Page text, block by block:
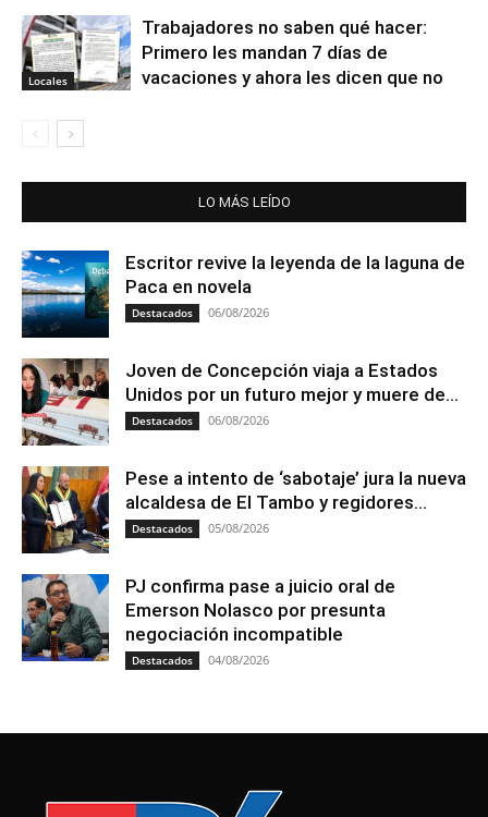
Locales
Trabajadores no saben qué hacer:
Primero les mandan 7 días de
vacaciones y ahora les dicen que no
LO MÁS LEÍDO
Escritor revive la leyenda de la laguna de
Paca en novela
Destacados 06/08/2026
Joven de Concepción viaja a Estados
Unidos por un futuro mejor y muere de...
Destacados 06/08/2026
Pese a intento de ‘sabotaje’ jura la nueva
alcaldesa de El Tambo y regidores...
Destacados 05/08/2026
PJ confirma pase a juicio oral de
Emerson Nolasco por presunta
negociación incompatible
Destacados 04/08/2026